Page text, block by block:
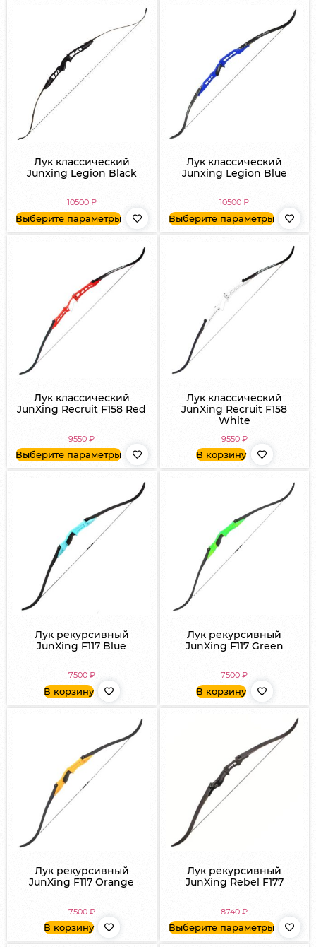
Лук классический
Junxing Legion Black
10500 ₽
Выберите параметры
Лук классический
Junxing Legion Blue
10500₽
Выберите параметры
Лук классический
JunXing Recruit F158 Red
9550₽
Выберите параметры
Лук классический
JunXing Recruit F158
White
9550 ₽
В корзину
Лук рекурсивный
JunXing F117 Blue
7500 ₽
В корзину
Лук рекурсивный
JunXing F117 Green
7500₽
В корзину
Лук рекурсивный
JunXing F117 Orange
7500 ₽
В корзину
Лук рекурсивный
JunXing Rebel F177
8740₽
Выберите параметры